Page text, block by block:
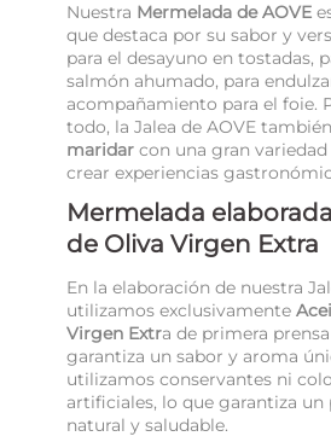
Nuestra Mermelada de AOVE
que destaca por su sabor y
para el desayuno en tostadas,
salmón ahumado, para
acompañamiento para el foie.
todo, la Jalea de AOVE
maridar con una gran variedad
crear experiencias
Mermelada
de Oliva Virgen Extra
En la elaboración de nuestra
utilizamos exclusivamente
Virgen Extra de primera
garantiza un sabor y aroma
utilizamos conservantes ni
artificiales, lo que garantiza un
natural y saludable.